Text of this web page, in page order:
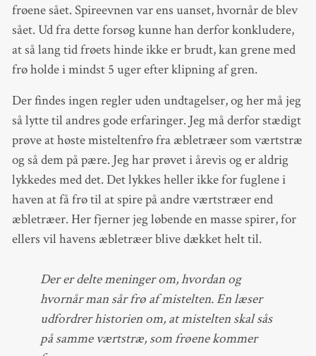
frøene sået. Spireevnen var ens uanset, hvornår de blev
sået. Ud fra dette forsøg kunne han derfor konkludere,
at så lang tid frøets hinde ikke er brudt, kan grene med
frø holde i mindst 5 uger efter klipning af gren.
Der findes ingen regler uden undtagelser, og her må jeg
så lytte til andres gode erfaringer. Jeg må derfor stædigt
prøve at høste misteltenfrø fra æbletræer som værtstræ
og så dem på pære. Jeg har prøvet i årevis og er aldrig
lykkedes med det. Det lykkes heller ikke for fuglene i
haven at få frø til at spire på andre værtstræer end
æbletræer. Her fjerner jeg løbende en masse spirer, for
ellers vil havens æbletræer blive dækket helt til.
Der er delte meninger om, hvordan og
hvornår man sår frø af mistelten. En læser
udfordrer historien om, at mistelten skal sås
på samme værtstræ, som frøene kommer